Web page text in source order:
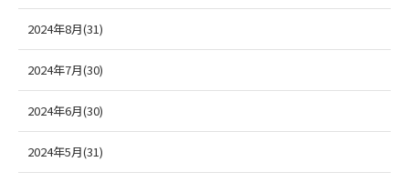
2024年8月(31)
2024年7月(30)
2024年6月(30)
2024年5月(31)